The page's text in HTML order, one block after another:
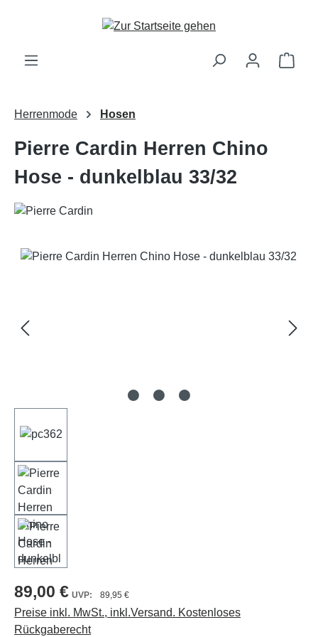
Zum Hauptinhalt springen
Herrenmode Hosen
Pierre Cardin Herren Chino
Hose - dunkelblau 33/32
Bildergalerie überspringen
89,00 € 89,95 €
Preise inkl. MwSt., inkl.Versand. Kostenloses
Rückgaberecht